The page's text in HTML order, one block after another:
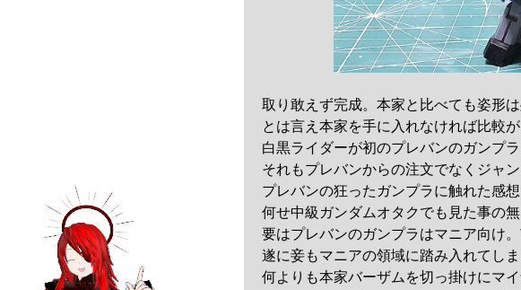
取り敢えず完成。本家と比べても姿形
とは言え本家を手に入れなければ比較
白黒ライダーが初のプレバンのガンプ
それもプレバンからの注文でなくジャ
プレバンの狂ったガンプラに触れた感
何せ中級ガンダムオタクでも見た事の
要はプレバンのガンプラはマニア向け
遂に妾もマニアの領域に踏み入れてし
何よりも本家バーザムを切っ掛けにマ